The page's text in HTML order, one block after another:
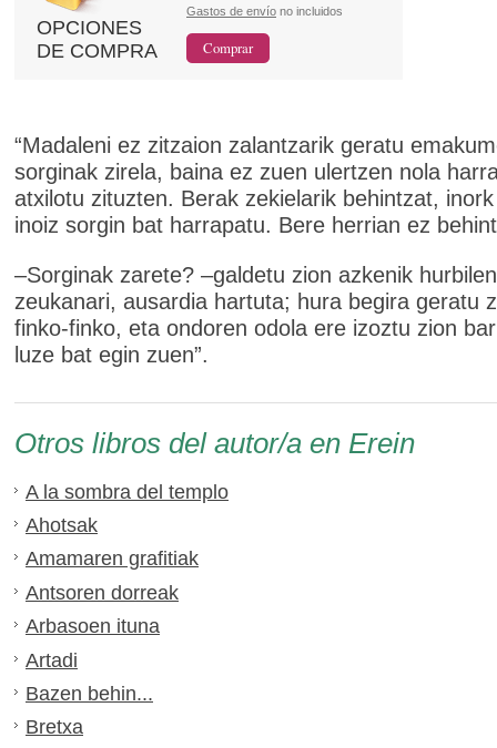
OPCIONES
DE COMPRA
Gastos de envío no incluidos
“Madaleni ez zitzaion zalantzarik geratu
sorginak zirela, baina ez zuen ulertzen nola
atxilotu zituzten. Berak zekielarik behintzat,
inoiz sorgin bat harrapatu. Bere herrian ez
–Sorginak zarete? –galdetu zion azkenik hurbilen
zeukanari, ausardia hartuta; hura begira geratu
finko-finko, eta ondoren odola ere izoztu zion
luze bat egin zuen”.
Otros libros del autor/a en Erein
A la sombra del templo
Ahotsak
Amamaren grafitiak
Antsoren dorreak
Arbasoen ituna
Artadi
Bazen behin...
Bretxa